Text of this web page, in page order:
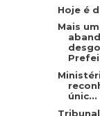
Hoje é
Mais
únic...